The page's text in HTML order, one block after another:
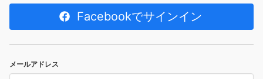
Facebookでサインイン
メールアドレス